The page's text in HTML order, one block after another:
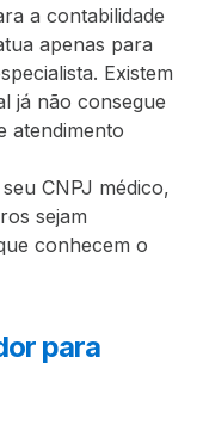
a contabilidade
apenas para
Existem
já não consegue
atendimento
CNPJ médico,
sejam
conhecem o
para